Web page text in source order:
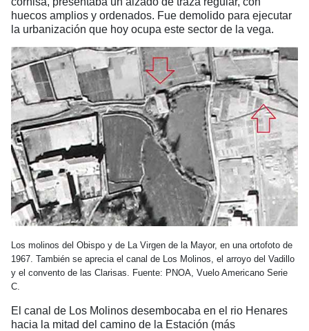
huecos amplios y ordenados. Fue demolido para ejecutar
la urbanización que hoy ocupa este sector de la vega.
Los molinos del Obispo y de La Virgen de la Mayor, en una ortofoto de
1967. También se aprecia el canal de Los Molinos, el arroyo del Vadillo
y el convento de las Clarisas. Fuente: PNOA, Vuelo Americano Serie
C.
El canal de Los Molinos desembocaba en el rio Henares
hacia la mitad del camino de la Estación (más